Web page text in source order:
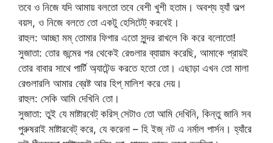
তবে ও নিজে যদি আমায় বলতো তবে বেশী খুশী হতাম। অবশ্য হ্যাঁ অল্প
বয়স, ও নিজে বলতে তো একটু হেসিটেট্ করবেই।
রাহুল: আচ্ছা মম্ তোমার ফিগার এতো সুন্দর রাখলে কি করে বলোতো!
সুজাতা: তোর জন্মের পর থেকেই রেগুলার ব্যায়াম করেছি, আমাকে প্রায়ই
তোর বাবার সাথে পার্টি অ্যাটেন্ড করতে হতো তো। এছাড়া এখন তো মালা
রেগুলারলি আমার ব্রেষ্ট আর হিপ্ মালিশ করে দেয়।
রাহুল: সেকি আমি দেখিনি তো।
সুজাতা: তুই যে মাষ্টারবেট্ করিস্ সেটাও তো আমি দেখিনি, কিন্তু জানি সব
পুরুষরাই মাষ্টারবেট্ করে, যে করেনা – হি ইজ্ নট এ নর্মাল পার্সন। হ্যাঁরে